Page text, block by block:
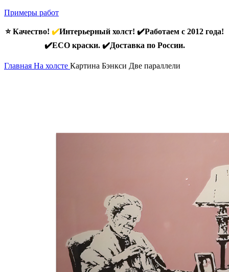
Примеры работ
⭐ Качество! ✔️Интерьерный холст! ✔️Работаем с 2012 года!
✔️ECO краски. ✔️Доставка по России.
Главная На холсте Картина Бэнкси Две параллели